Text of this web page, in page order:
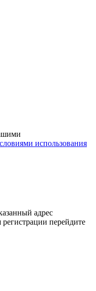
использования
адрес
перейдите